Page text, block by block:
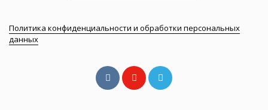
Политика конфиденциальности и обработки персональных
данных